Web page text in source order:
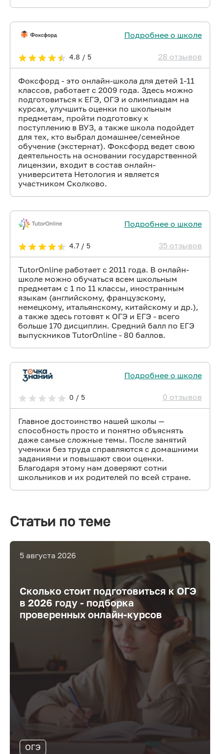
Подробнее о школе
4.8 / 5 28 отзывов
Фоксфорд - это онлайн-школа для детей 1-11
классов, работает с 2009 года. Здесь можно
подготовиться к ЕГЭ, ОГЭ и олимпиадам на
курсах, улучшить оценки по школьным
предметам, пройти подготовку к
поступлению в ВУЗ, а также школа подойдет
для тех, кто выбрал домашнее/семейное
обучение (экстернат). Фоксфорд ведет свою
деятельность на основании государственной
лицензии, входит в состав онлайн-
университета Нетология и является
участником Сколково.
Подробнее о школе
4.7 / 5 35 отзывов
TutorOnline работает с 2011 года. В онлайн-
школе можно обучаться всем школьным
предметам с 1 по 11 классы, иностранным
языкам (английскому, французскому,
немецкому, итальянскому, китайскому и др.),
а также здесь готовят к ОГЭ и ЕГЭ - всего
больше 170 дисциплин. Средний балл по ЕГЭ
выпускников TutorOnline - 80 баллов.
Подробнее о школе
0 / 5 0 отзывов
Главное достоинство нашей школы —
способность просто и понятно объяснять
даже самые сложные темы. После занятий
ученики без труда справляются с домашними
заданиями и повышают свои оценки.
Благодаря этому нам доверяют сотни
школьников и их родителей по всей стране.
Статьи по теме
5 августа 2026
Сколько стоит подготовиться к ОГЭ
в 2026 году - подборка
проверенных онлайн-курсов
ОГЭ